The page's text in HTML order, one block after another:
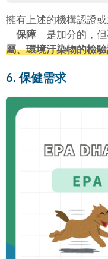
擁有上述的機構認證
「 保障 」是加分的，
屬、環境汙染物的檢
6. 保健需求